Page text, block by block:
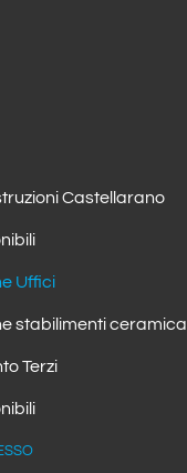
Castellarano
Uffici
stabilimenti ceramica
Terzi